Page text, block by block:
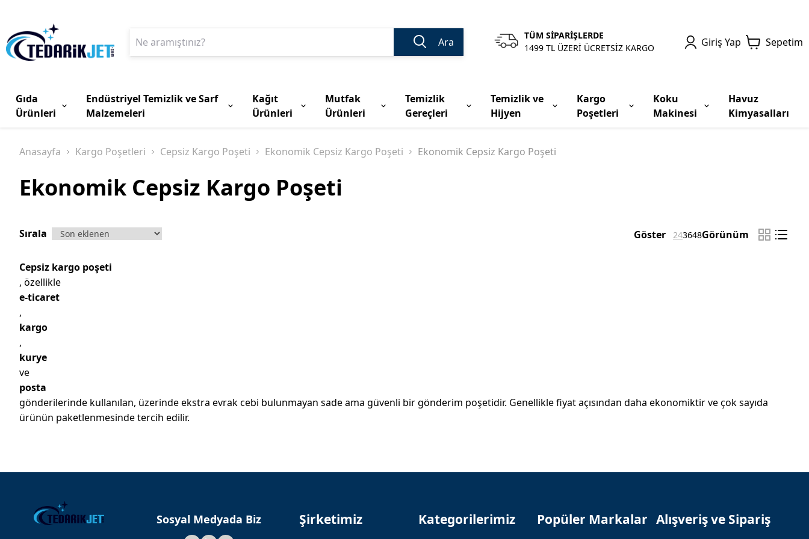
Ara
TÜM SİPARİŞLERDE
1499 TL ÜZERİ ÜCRETSİZ KARGO
Giriş Yap Sepetim
Gıda
Ürünleri
Endüstriyel Temizlik ve Sarf
Malzemeleri
Kağıt
Ürünleri
Mutfak
Ürünleri
Temizlik
Gereçleri
Temizlik ve
Hijyen
Kargo
Poşetleri
Koku
Makinesi
Havuz
Kimyasalları
Anasayfa Kargo Poşetleri Cepsiz Kargo Poşeti Ekonomik Cepsiz Kargo Poşeti Ekonomik Cepsiz Kargo Poşeti
Ekonomik Cepsiz Kargo Poşeti
Sırala Göster 243648Görünüm
Cepsiz kargo poşeti
, özellikle
e-ticaret
,
kargo
,
kurye
ve
posta
gönderilerinde kullanılan, üzerinde ekstra evrak cebi bulunmayan sade ama güvenli bir gönderim poşetidir. Genellikle fiyat açısından daha ekonomiktir ve çok sayıda
ürünün paketlenmesinde tercih edilir.
Sosyal Medyada Biz Şirketimiz Kategorilerimiz Popüler Markalar Alışveriş ve Sipariş